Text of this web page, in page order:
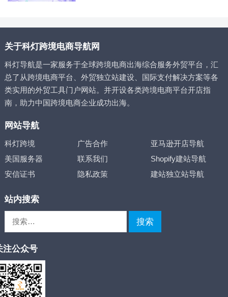
关于科灯跨境电商导航网
科灯导航是一家服务于全球跨境电商出海综合服务外贸平台，汇
总了从跨境电商平台、外贸独立站建设、国际支付解决方案等各
类实用的外贸工具门户网站。并开设各类跨境电商平台开店指
南，助力中国跨境电商企业成功出海。
网站导航
科灯跨境 广告合作
亚马逊开店导航
美国服务器
联系我们
Shopify建站导航
安信证书
隐私政策 建站独立站导航
站内搜索
注公众号